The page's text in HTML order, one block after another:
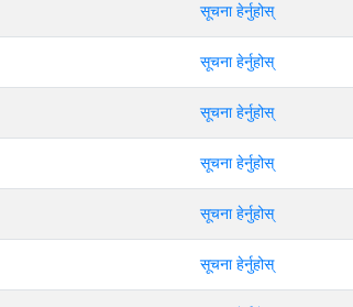
सूचना हेर्नुहोस्
सूचना हेर्नुहोस्
सूचना हेर्नुहोस्
सूचना हेर्नुहोस्
सूचना हेर्नुहोस्
सूचना हेर्नुहोस्